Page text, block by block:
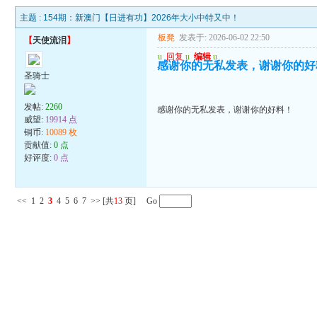
主题 : 154期：新澳门【日进有功】2026年大小中特又中！
【天使流泪 】
圣骑士
发帖:2260
威望: 19914 点
铜币: 10089 枚
贡献值:0 点
好评度:0 点
板凳 发表于: 2026-06-02 22:50
u 回复 u 编辑 u
感谢你的无私发表，谢谢你的好
感谢你的无私发表，谢谢你的好料！
<< 1 2 3 4 5 6 7 >> [共13 页] Go